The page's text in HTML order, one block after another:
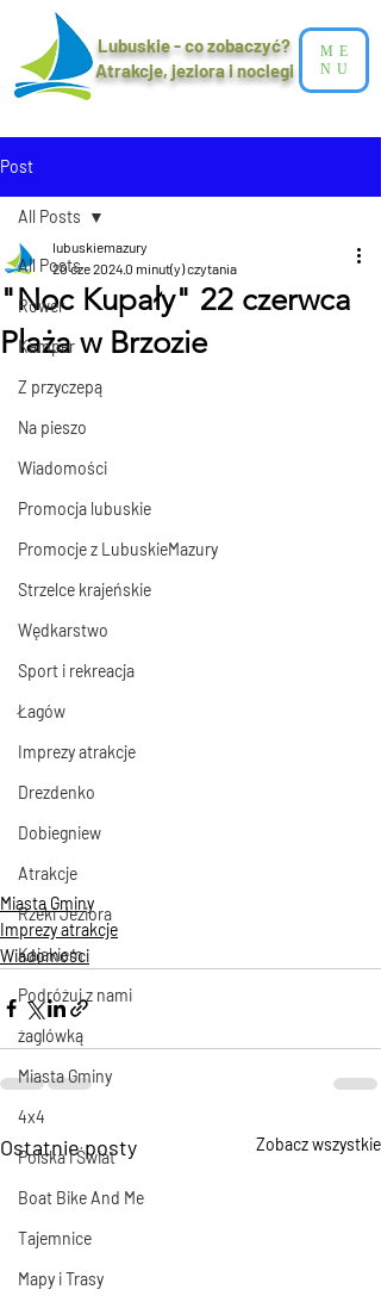
Lubuskie - co zobaczyć?
Atrakcje, jeziora i noclegi​
ME
NU
Post
All Posts
Rower
Kamper
Z przyczepą
Na pieszo
Wiadomości
Promocja lubuskie
Promocje z LubuskieMazury
Strzelce krajeńskie
Wędkarstwo
Sport i rekreacja
Łagów
Imprezy atrakcje
Drezdenko
Dobiegniew
Atrakcje
Rzeki Jeziora
Kajakiem
Podróżuj z nami
żaglówką
Miasta Gminy
4x4
Polska i Świat
Boat Bike And Me
Tajemnice
Mapy i Trasy
All Posts
"Noc Kupały" 22 czerwca
Plaża w Brzozie
lubuskiemazury
20 cze 20240 minut(y) czytania
Miasta Gminy
Imprezy atrakcje
Wiadomości
Ostatnie posty Zobacz wszystkie